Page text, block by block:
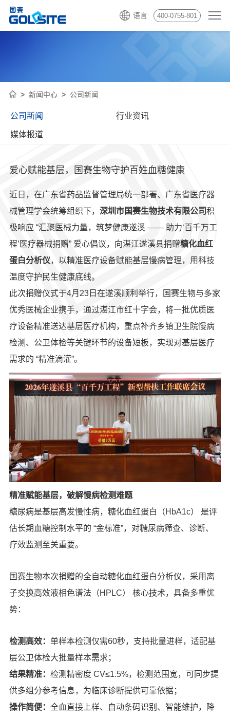
400-0755-801
语言
新闻中心 公司新闻
公司新闻 行业资讯
媒体报道
爱心赋能基层，国赛生物守护百姓血糖健康
近日，在广东省药品监督管理局统一部署、广东省医疗器
械管理学会统筹组织下， 深圳市国赛生物技术有限公司积
极响应 “汇聚医械力量，筑梦健康遂溪 —— 助力‘百千万工
程’医疗器械捐赠” 爱心倡议，向湛江遂溪县捐赠糖化血红
蛋白分析仪，以精准医疗设备赋能基层慢病管理，用科技
温度守护民生健康底线。
此次捐赠仪式于4月23日在遂溪顺利举行，国赛生物与多家
优秀医械企业携手，通过湛江市红十字会，将一批优质医
疗设备精准送达基层医疗机构，重点补齐乡镇卫生院慢病
检测、公卫体检等关键环节的设备短板，实现对基层医疗
需求的 “精准滴灌”。
精准赋能基层，破解慢病检测难题
糖尿病是基层高发慢性病，糖化血红蛋白（HbA1c） 是评
估长期血糖控制水平的 “金标准”，对糖尿病筛查、诊断、
疗效监测至关重要。
国赛生物本次捐赠的全自动糖化血红蛋白分析仪，采用离
子交换高效液相色谱法（HPLC） 核心技术，具备多重优
势：
检测高效： 单样本检测仅需60秒，支持批量进样，适配基
层公卫体检大批量样本需求；
结果精准： 检测精密度 CV≤1.5%，检测范围宽，可同步提
供多组分参考信息，为临床诊断提供可靠依据；
操作简便： 全血直接上样、自动条码识别、智能维护，降